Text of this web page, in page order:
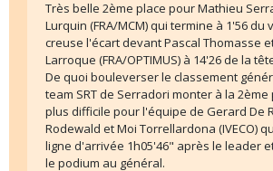
Très belle 2ème place pour Mathieu
Lurquin (FRA/MCM) qui termine à 1'56 du
creuse l'écart devant Pascal Thomasse
Larroque (FRA/OPTIMUS) à 14'26 de la
De quoi bouleverser le classement
team SRT de Serradori monter à la 2ème
plus difficile pour l'équipe de Gerard De
Rodewald et Moi Torrellardona (IVECO)
ligne d'arrivée 1h05'46" après le leader
le podium au général.